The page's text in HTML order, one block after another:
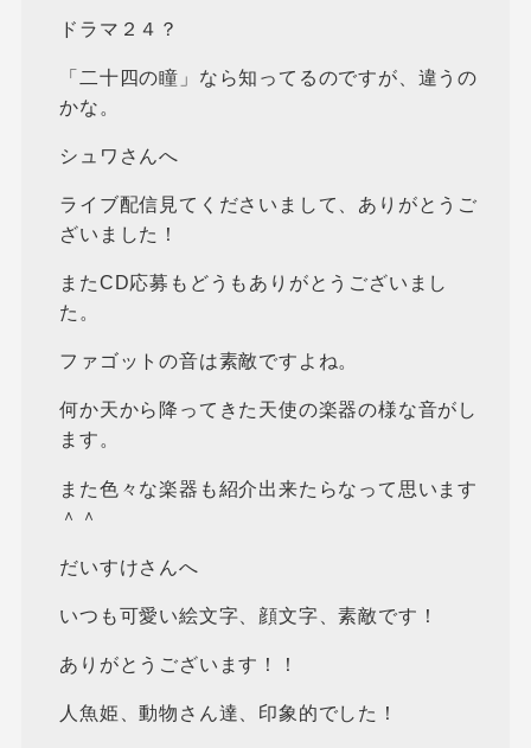
ドラマ２４？
「二十四の瞳」なら知ってるのですが、違うの
かな。
シュワさんへ
ライブ配信見てくださいまして、ありがとうご
ざいました！
またCD応募もどうもありがとうございまし
た。
ファゴットの音は素敵ですよね。
何か天から降ってきた天使の楽器の様な音がし
ます。
また色々な楽器も紹介出来たらなって思います
＾＾
だいすけさんへ
いつも可愛い絵文字、顔文字、素敵です！
ありがとうございます！！
人魚姫、動物さん達、印象的でした！